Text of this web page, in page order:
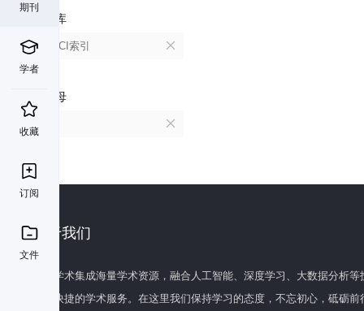
期刊
学者
收藏
订阅
文件
数据库
CSSCI索引
首字母
关于我们
百度学术集成海量学术资源，融合人工智能、深度学习、大数据分析
全面快捷的学术服务。在这里我们保持学习的态度，不忘初心，砥砺前